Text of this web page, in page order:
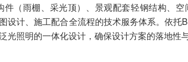
（雨棚、采光顶）、景观配套轻钢结构、
设计、施工配合全流程的技术服务体系。依托
照明的一体化设计，确保设计方案的落地性与